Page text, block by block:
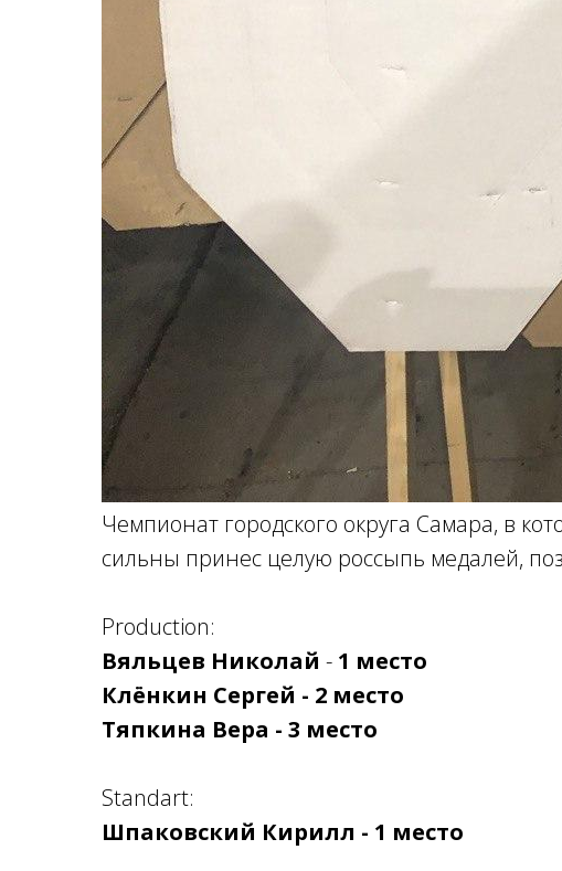
Чемпионат городского округа Самара, в
сильны принес целую россыпь медалей,
Production:
Вяльцев Николай - 1 место
Клёнкин Сергей - 2 место
Тяпкина Вера - 3 место
Standart:
Шпаковский Кирилл - 1 место